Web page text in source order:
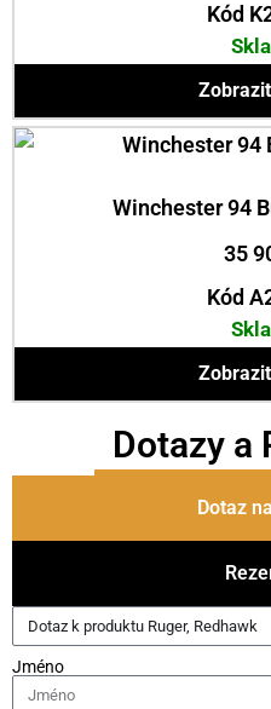
Kód
Winchester 94
35
Kód
Dotazy a
Dotaz
Jméno